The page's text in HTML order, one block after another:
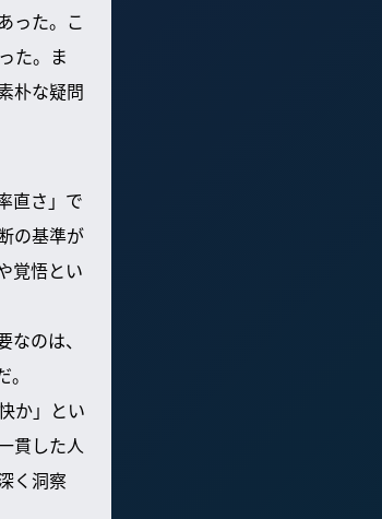
った。こ
た。ま
朴な疑問
直さ」で
の基準が
覚悟とい
のは、
か」とい
貫した人
く洞察